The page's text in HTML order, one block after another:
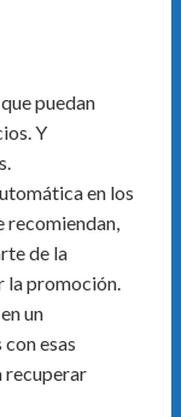
puedan
Y
en los
recomiendan,
de la
la promoción.
un
esas
recuperar